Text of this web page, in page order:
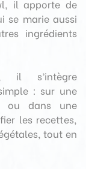
il apporte de
se marie aussi
ingrédients
il s’intègre
: sur une
ou dans une
les recettes,
tout en